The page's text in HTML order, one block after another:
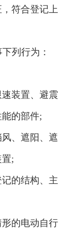
符合登记上
列行为：
速装置、避震
的部件;
、遮阳、遮
;
记的结构、主
的电动自行